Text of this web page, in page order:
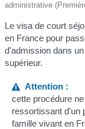
administrative
Le visa de court
en France pour
d'admission dans
supérieur.
Attention :
cette procédure
ressortissant d'un
famille vivant en